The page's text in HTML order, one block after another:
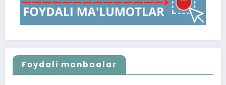
Foydali manbaalar